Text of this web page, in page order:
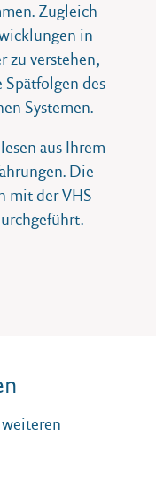
Zugleich
in
zu verstehen,
des
Systemen.
aus Ihrem
Die
mit der VHS